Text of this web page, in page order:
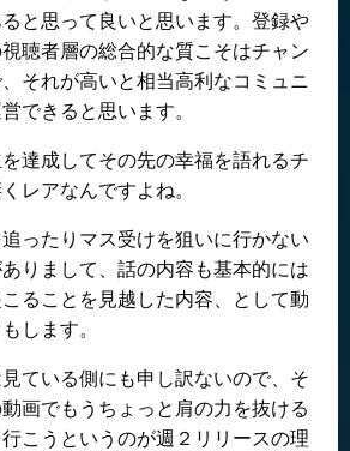
と思って良いと思います。登録や
聴者層の総合的な質こそはチャン
それが高いと相当高利なコミュニ
できると思います。
達成してその先の幸福を語れるチ
レアなんですよね。
ったりマス受けを狙いに行かない
りまして、話の内容も基本的には
ることを見越した内容、として動
します。
ている側にも申し訳ないので、そ
画でもうちょっと肩の力を抜ける
こうというのが週２リリースの理